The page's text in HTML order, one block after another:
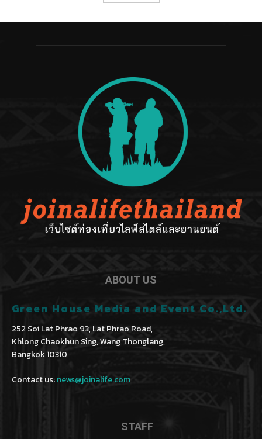
ABOUT US
Green House Media and Event Co.,Ltd.
252 Soi Lat Phrao 93, Lat Phrao Road,
Khlong Chaokhun Sing, Wang Thonglang,
Bangkok 10310
Contact us:news@joinalife.com
STAFF